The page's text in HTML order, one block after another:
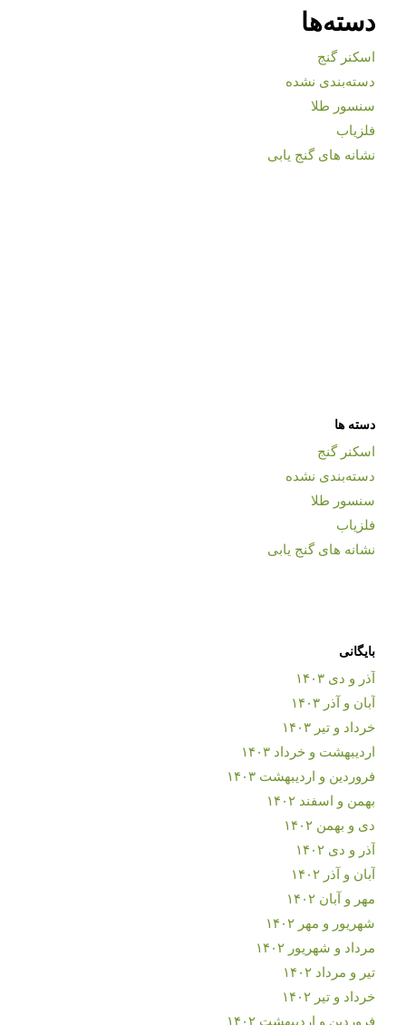
دسته‌ها
اسکنر گنج
دسته‌بندی نشده
سنسور طلا
فلزیاب
نشانه های گنج یابی
دسته ها
اسکنر گنج
دسته‌بندی نشده
سنسور طلا
فلزیاب
نشانه های گنج یابی
بایگانی
آذر و دی ۱۴۰۳
آبان و آذر ۱۴۰۳
خرداد و تیر ۱۴۰۳
اردیبهشت و خرداد ۱۴۰۳
فروردین و اردیبهشت ۱۴۰۳
بهمن و اسفند ۱۴۰۲
دی و بهمن ۱۴۰۲
آذر و دی ۱۴۰۲
آبان و آذر ۱۴۰۲
مهر و آبان ۱۴۰۲
شهریور و مهر ۱۴۰۲
مرداد و شهریور ۱۴۰۲
تیر و مرداد ۱۴۰۲
خرداد و تیر ۱۴۰۲
فروردین و اردیبهشت ۱۴۰۲